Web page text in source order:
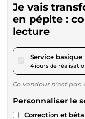
Je vais
en pépite :
lecture
Service basique
4 jours de
Ce vendeur n’est
Personnaliser le
Correction et